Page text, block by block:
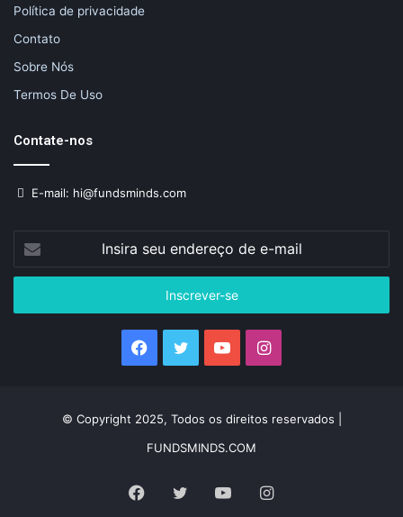
Política de privacidade
Contato
Sobre Nós
Termos De Uso
Contate-nos
E-mail: hi@fundsminds.com
Insira
seu
endereço
e-
Facebook
Twitter YouTubeInstagram
© Copyright 2025, Todos os direitos reservados |
FUNDSMINDS.COM
Facebook
Twitter YouTubeInstagram